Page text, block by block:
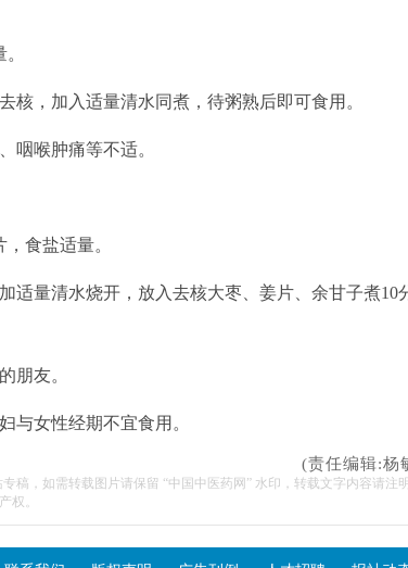
，加入适量清水同煮，待粥熟后即可食用。
咽喉肿痛等不适。
食盐适量。
适量清水烧开，放入去核大枣、姜片、余甘子煮10
朋友。
与女性经期不宜食用。
(责任编辑:杨
稿，如需转载图片请保留 “中国中医药网” 水印，转载文字内容请注明
权。